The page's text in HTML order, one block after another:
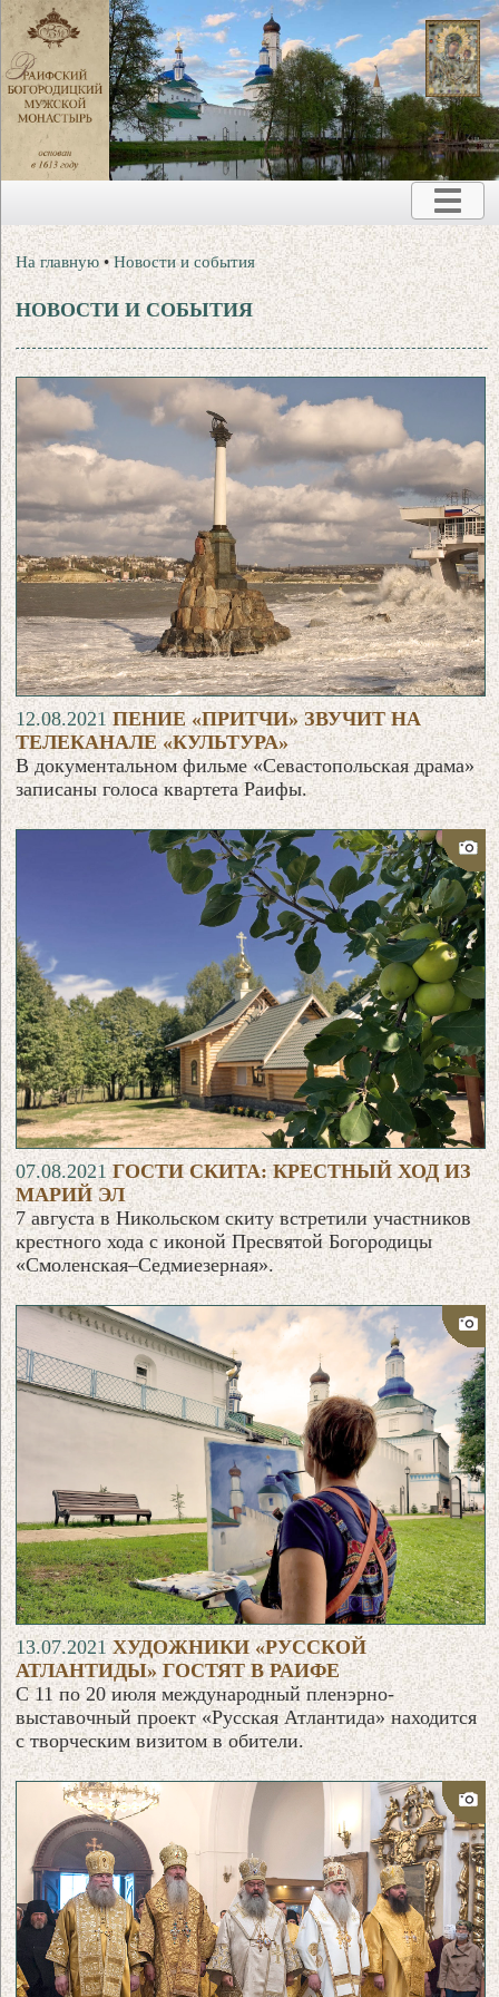
На главную •Новости и события
НОВОСТИ И СОБЫТИЯ
12.08.2021ПЕНИЕ «ПРИТЧИ» ЗВУЧИТ НА
ТЕЛЕКАНАЛЕ «КУЛЬТУРА»
В документальном фильме «Севастопольская драма»
записаны голоса квартета Раифы.
07.08.2021ГОСТИ СКИТА: КРЕСТНЫЙ ХОД ИЗ
МАРИЙ ЭЛ
7 августа в Никольском скиту встретили участников
крестного хода с иконой Пресвятой Богородицы
«Смоленская–Седмиезерная».
13.07.2021ХУДОЖНИКИ «РУССКОЙ
АТЛАНТИДЫ» ГОСТЯТ В РАИФЕ
С 11 по 20 июля международный пленэрно-
выставочный проект «Русская Атлантида» находится
с творческим визитом в обители.